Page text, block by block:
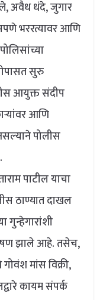
अवैध धंदे, जुगार
भररत्यावर आणि
सुरु
आयुक्त संदीप
आणि
पोलीस
पाटील याचा
ठाण्यात दाखल
गुन्हेगारांशी
झाले आहे. तसेच,
मांस विक्री,
कायम संपर्क